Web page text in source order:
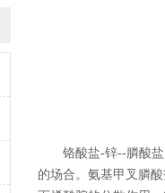
铬酸盐-锌--膦酸
的场合。氨基甲叉膦